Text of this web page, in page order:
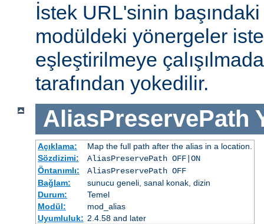
İstek URL'sinin
modüldeki yönergeler
eşleştirilmeye
tarafından yokedilir.
AliasPreservePath
Açıklama:
Map the full path after the alias in a location.
Sözdizimi:
AliasPreservePath OFF|ON
Öntanımlı:
AliasPreservePath OFF
Bağlam:
sunucu geneli, sanal konak, dizin
Durum:
Temel
Modül:
mod_alias
Uyumluluk: 2.4.58 and later